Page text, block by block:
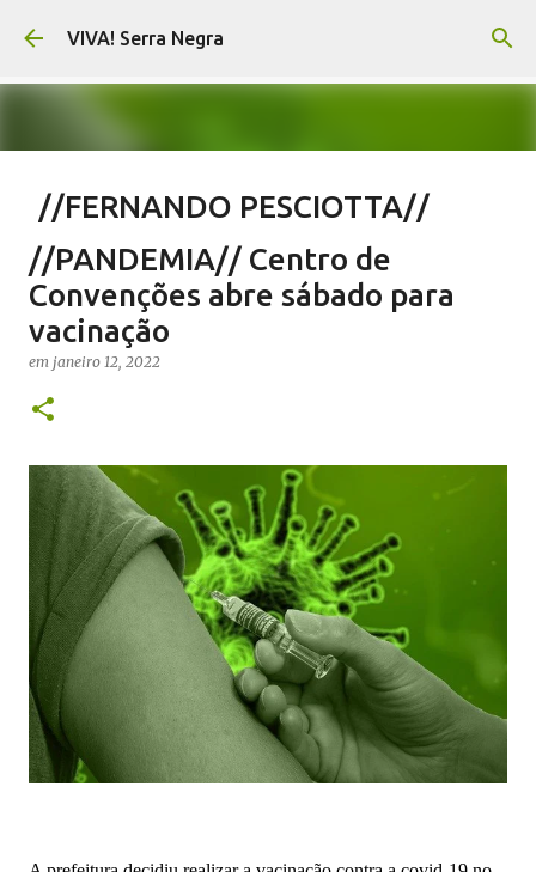
Pular para o conteúdo principal
VIVA! Serra Negra
//FERNANDO PESCIOTTA//
Encurtando caminho
em FERNANDO PESCIOTTA
NOTÍCIAS SERRA NEGRA
0
//PANDEMIA// Centro de
Convenções abre sábado para
vacinação
em janeiro 12, 2022